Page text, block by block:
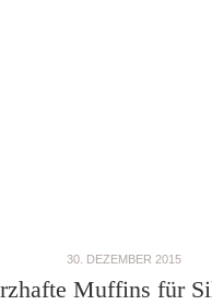
30. DEZEMBER 2015
Muffins für